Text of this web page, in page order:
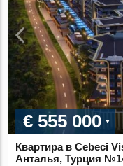
€ 555 000
Квартира в Cebeci
Анталья, Турция